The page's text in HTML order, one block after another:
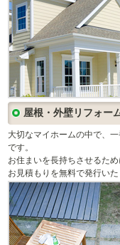
屋根・外壁リフォー
大切なマイホームの中で、
です。
お住まいを長持ちさせるた
お見積もりを無料で発行い